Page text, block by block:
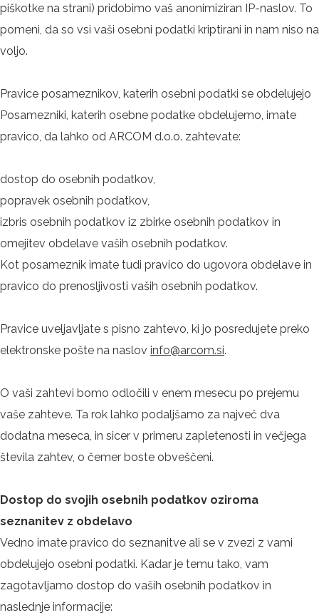
piškotke na strani) pridobimo vaš anonimiziran IP-naslov. To
pomeni, da so vsi vaši osebni podatki kriptirani in nam niso na
voljo.
Pravice posameznikov, katerih osebni podatki se obdelujejo
Posamezniki, katerih osebne podatke obdelujemo, imate
pravico, da lahko od ARCOM d.o.o. zahtevate:
dostop do osebnih podatkov,
popravek osebnih podatkov,
izbris osebnih podatkov iz zbirke osebnih podatkov in
omejitev obdelave vaših osebnih podatkov.
Kot posameznik imate tudi pravico do ugovora obdelave in
pravico do prenosljivosti vaših osebnih podatkov.
Pravice uveljavljate s pisno zahtevo, ki jo posredujete preko
elektronske pošte na naslov info@arcom.si.
O vaši zahtevi bomo odločili v enem mesecu po prejemu
vaše zahteve. Ta rok lahko podaljšamo za največ dva
dodatna meseca, in sicer v primeru zapletenosti in večjega
števila zahtev, o čemer boste obveščeni.
Dostop do svojih osebnih podatkov oziroma
seznanitev z obdelavo
Vedno imate pravico do seznanitve ali se v zvezi z vami
obdelujejo osebni podatki. Kadar je temu tako, vam
zagotavljamo dostop do vaših osebnih podatkov in
naslednje informacije: